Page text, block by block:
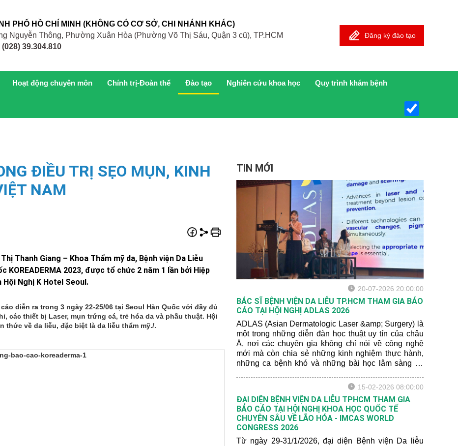
PHỐ HỒ CHÍ MINH (KHÔNG CÓ CƠ SỞ, CHI NHÁNH KHÁC)
Nguyễn Thông, Phường Xuân Hòa (Phường Võ Thị Sáu, Quận 3 cũ), TP.HCM
(028) 39.304.810
Đăng ký đào tạo
Hoạt động chuyên môn Chính trị-Đoàn thể Đào tạo Nghiên cứu khoa học Quy trình khám bệnh
ĐIỀU TRỊ SẸO MỤN, KINH
NAM
Thanh Giang – Khoa Thẩm mỹ da, Bệnh viện Da Liễu
KOREADERMA 2023, được tổ chức 2 năm 1 lần bởi Hiệp
Nghị K Hotel Seoul.
diễn ra trong 3 ngày 22-25/06 tại Seoul Hàn Quốc với đầy đủ
các thiết bị Laser, mụn trứng cá, trẻ hóa da và phẫu thuật. Hội
thức về da liễu, đặc biệt là da liễu thẩm mỹ./.
TIN MỚI
20-07-2026 20:00:00
BÁC SĨ BỆNH VIỆN DA LIỄU TP.HCM THAM GIA BÁO
CÁO TẠI HỘI NGHỊ ADLAS 2026
ADLAS (Asian Dermatologic Laser &amp; Surgery) là
một trong những diễn đàn học thuật uy tín của châu
Á, nơi các chuyên gia không chỉ nói về công nghệ
mới mà còn chia sẻ những kinh nghiệm thực hành,
những ca bệnh khó và những bài học lâm sàng có
15-02-2026 08:00:00
ĐẠI DIỆN BỆNH VIỆN DA LIỄU TPHCM THAM GIA
BÁO CÁO TẠI HỘI NGHỊ KHOA HỌC QUỐC TẾ
CHUYÊN SÂU VỀ LÃO HÓA - IMCAS WORLD
CONGRESS 2026
Từ ngày 29-31/1/2026, đại diện Bệnh viện Da liễu